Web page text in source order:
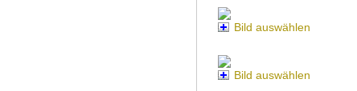
Bild auswählen
Bild auswählen